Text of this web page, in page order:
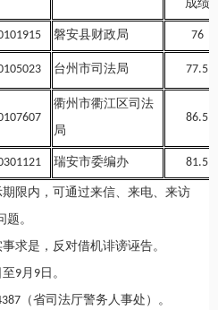
成绩
磐安县财政局 76
台州市司法局 77.5
衢州市衢江区司法
局
86.5
瑞安市委编办 81.5
限内，可通过来信、来电、来访
。
求是，反对借机诽谤诬告。
9月9日。
（省司法厅警务人事处）。